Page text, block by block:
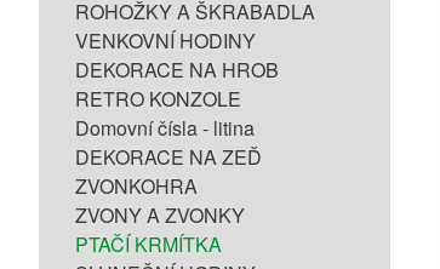
ROHOŽKY A ŠKRABADLA
VENKOVNÍ HODINY
DEKORACE NA HROB
RETRO KONZOLE
Domovní čísla - litina
DEKORACE NA ZEĎ
ZVONKOHRA
ZVONY A ZVONKY
PTAČÍ KRMÍTKA